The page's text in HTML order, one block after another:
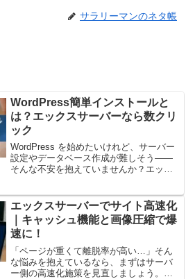
サラリーマンのネタ帳
WordPress簡単インストールと
は？エックスサーバーなら数クリ
ック
WordPress を始めたいけれど、サーバー
設定やデータベース作成が難しそう――
そんな不安を抱えていませんか？エック
トール機能」があります。設定ミスやフ
ァイル...
エックスサーバーでサイト高速化
｜キャッシュ機能と画像圧縮で爆
速に！
「ページが重くて離脱率が高い…」そん
な悩みを抱えているなら、まずはサーバ
ー側の高速化施策を見直しましょう。と